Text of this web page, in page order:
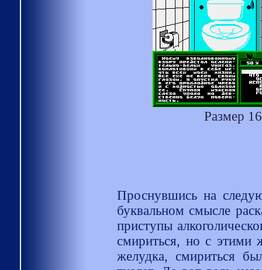
Размер
Проснувшись на
буквальном смысле
приступы
смириться, но с этими
желудка, смириться